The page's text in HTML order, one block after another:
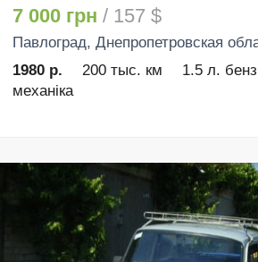
7 000 грн / 157 $
Павлоград, Днепропетровская
1980 р.
200 тыс. км 1.5 л.
механіка